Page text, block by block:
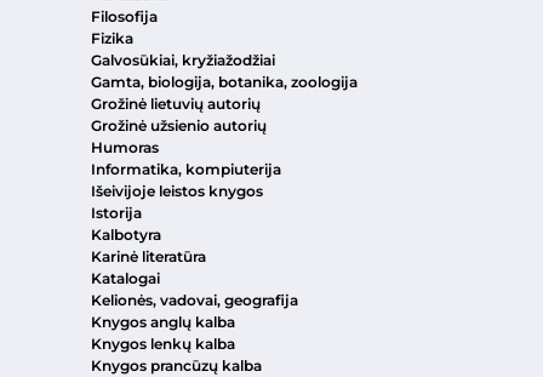
Filosofija
Fizika
Galvosūkiai, kryžiažodžiai
Gamta, biologija, botanika, zoologija
Grožinė lietuvių autorių
Grožinė užsienio autorių
Humoras
Informatika, kompiuterija
Išeivijoje leistos knygos
Istorija
Kalbotyra
Karinė literatūra
Katalogai
Kelionės, vadovai, geografija
Knygos anglų kalba
Knygos lenkų kalba
Knygos prancūzų kalba